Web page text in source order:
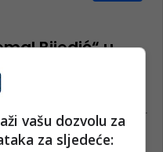
Bijedić“ u
o
i Hercegovini Renaud Meyer
Bijedić“ u Mostaru, te
vašu dozvolu za
za sljedeće: